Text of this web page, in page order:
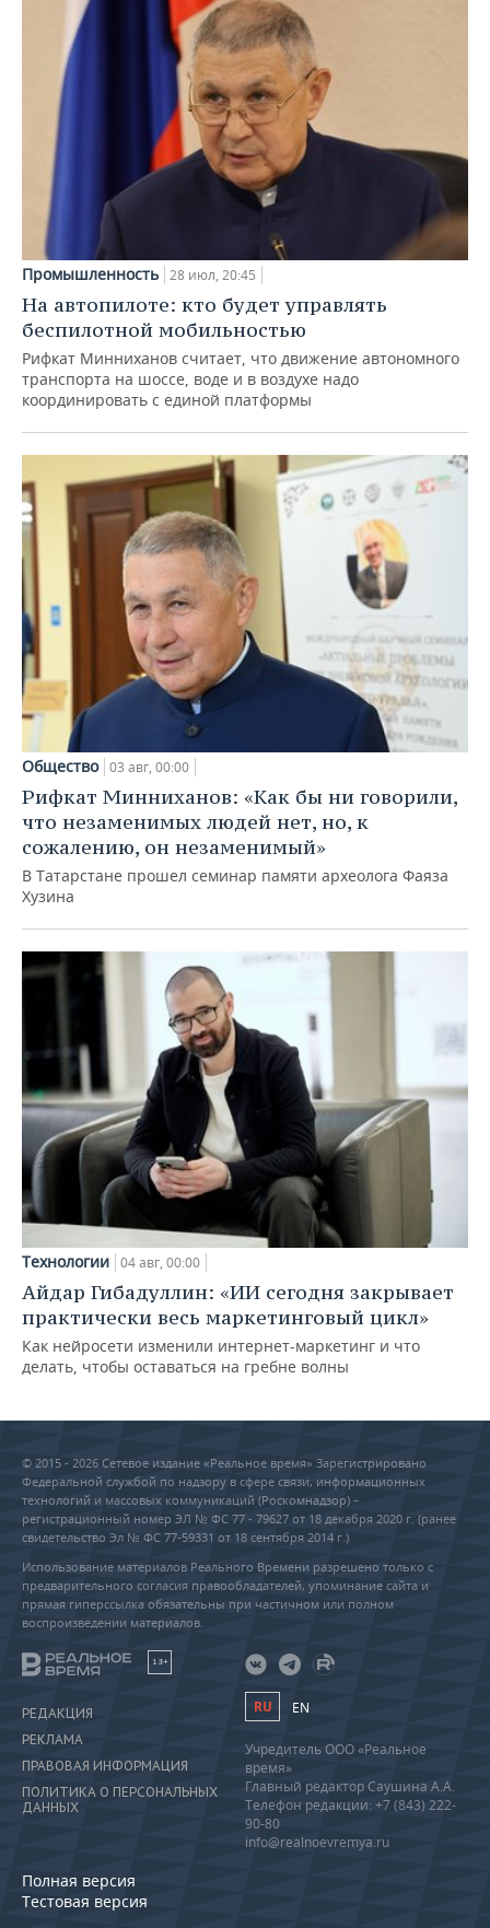
Промышленность 28 июл, 20:45
На автопилоте: кто будет управлять
беспилотной мобильностью
Рифкат Минниханов считает, что движение автономного
транспорта на шоссе, воде и в воздухе надо
координировать с единой платформы
Общество 03 авг, 00:00
Рифкат Минниханов: «Как бы ни говорили,
что незаменимых людей нет, но, к
сожалению, он незаменимый»
В Татарстане прошел семинар памяти археолога Фаяза
Хузина
Технологии 04 авг, 00:00
Айдар Гибадуллин: «ИИ сегодня закрывает
практически весь маркетинговый цикл»
Как нейросети изменили интернет-маркетинг и что
делать, чтобы оставаться на гребне волны
© 2015 - 2026 Сетевое издание «Реальное время» Зарегистрировано
Федеральной службой по надзору в сфере связи, информационных
технологий и массовых коммуникаций (Роскомнадзор) –
регистрационный номер ЭЛ № ФС 77 - 79627 от 18 декабря 2020 г. (ранее
свидетельство Эл № ФС 77-59331 от 18 сентября 2014 г.)
Использование материалов Реального Времени разрешено только с
предварительного согласия правообладателей, упоминание сайта и
прямая гиперссылка обязательны при частичном или полном
воспроизведении материалов.
18+
РЕДАКЦИЯ
РЕКЛАМА
ПРАВОВАЯ ИНФОРМАЦИЯ
ПОЛИТИКА О ПЕРСОНАЛЬНЫХ
ДАННЫХ
Полная версия
Тестовая версия
RU EN
Учредитель ООО «Реальное
время»
Главный редактор Саушина А.А.
Телефон редакции: +7 (843) 222-
90-80
info@realnoevremya.ru